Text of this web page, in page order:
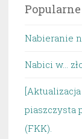
Popularne
Nabieranie
Nabici w...
piaszczysta
(FKK).